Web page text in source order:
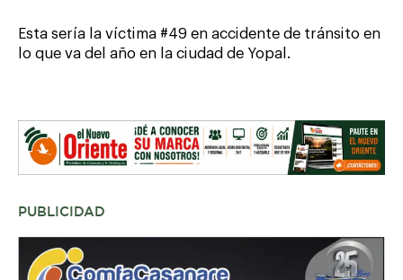
Esta sería la víctima #49 en accidente de tránsito en
lo que va del año en la ciudad de Yopal.
PUBLICIDAD